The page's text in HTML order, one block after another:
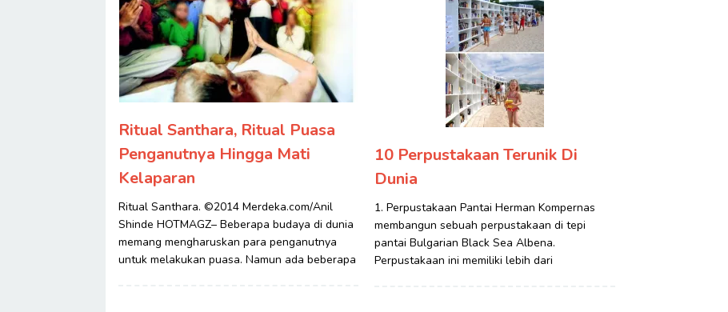
Ritual Santhara, Ritual Puasa
Penganutnya Hingga Mati
Kelaparan
Ritual Santhara. ©2014 Merdeka.com/Anil
Shinde HOTMAGZ– Beberapa budaya di dunia
memang mengharuskan para penganutnya
untuk melakukan puasa. Namun ada beberapa
10 Perpustakaan Terunik Di
Dunia
1. Perpustakaan Pantai Herman Kompernas
membangun sebuah perpustakaan di tepi
pantai Bulgarian Black Sea Albena.
Perpustakaan ini memiliki lebih dari